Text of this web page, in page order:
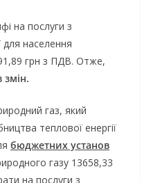
на послуги з
для населення
грн з ПДВ. Отже,
змін.
газ, який
теплової енергії
бюджетних установ
газу 13658,33
на послуги з